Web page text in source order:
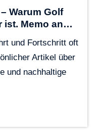
Warum Golf
ist. Memo an…
und Fortschritt oft
Artikel über
und nachhaltige